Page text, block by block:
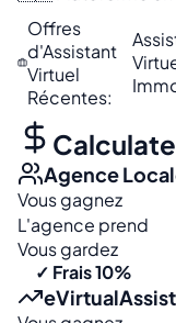
Offres
d'Assistant
Virtuel
Récentes:
Agence
Vous gagnez
L'agence prend
Vous gardez
✓ Frais 10%